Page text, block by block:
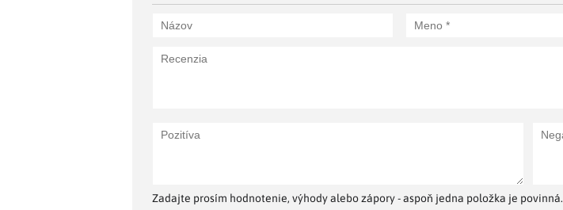
Zadajte prosím hodnotenie, výhody alebo zápory - aspoň jedna položka je povinná.